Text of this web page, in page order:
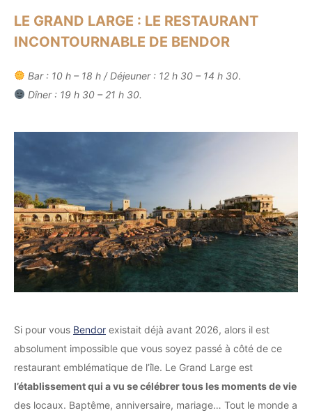
LE GRAND LARGE : LE RESTAURANT
INCONTOURNABLE DE BENDOR
Bar : 10 h – 18 h / Déjeuner : 12 h 30 – 14 h 30.
Dîner : 19 h 30 – 21 h 30.
Si pour vous Bendor existait déjà avant 2026, alors il est
absolument impossible que vous soyez passé à côté de ce
restaurant emblématique de l’île. Le Grand Large est
l’établissement qui a vu se célébrer tous les moments de vie
des locaux. Baptême, anniversaire, mariage… Tout le monde a